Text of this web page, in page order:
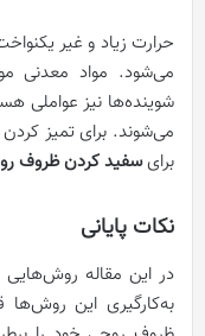
حرارت زیاد و غیر
می‌شود. مواد معدنی
شوینده‌ها نیز عواملی
می‌شوند. برای تمیز
برایسفید کردن ظروف
نکات پایانی
در این مقاله روش‌هایی
به‌کارگیری این روش‌ها